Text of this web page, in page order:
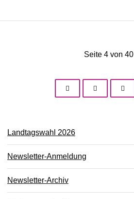
Seite 4 von 40
Landtagswahl 2026
Newsletter-Anmeldung
Newsletter-Archiv